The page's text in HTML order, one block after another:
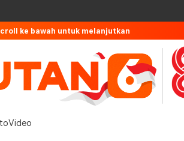
ke bawah untuk melanjutkan
Video